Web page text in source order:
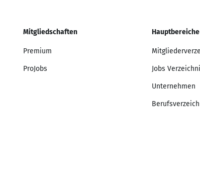
Mitgliedschaften
Premium
ProJobs
Hauptbereiche
Jobs
Unternehmen